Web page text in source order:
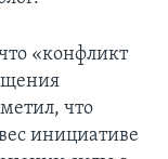
«конфликт
что
инициативе